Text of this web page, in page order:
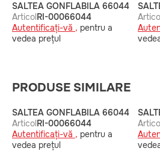
SALTEA GONFLABILA 66044
ArticolRI-00066044
Autentificați-vă , pentru a
vedea prețul
PRODUSE SIMILARE
SALTEA GONFLABILA 66044
ArticolRI-00066044
Autentificați-vă , pentru a
vedea prețul